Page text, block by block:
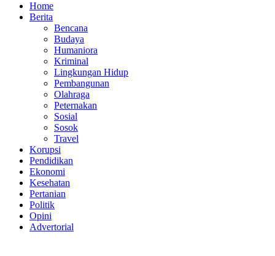
Home
Berita
Bencana
Budaya
Humaniora
Kriminal
Lingkungan Hidup
Pembangunan
Olahraga
Peternakan
Sosial
Sosok
Travel
Korupsi
Pendidikan
Ekonomi
Kesehatan
Pertanian
Politik
Opini
Advertorial